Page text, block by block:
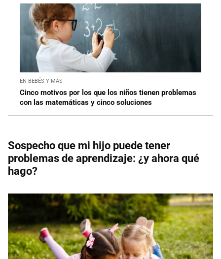
EN BEBÉS Y MÁS
Cinco motivos por los que los niños tienen problemas
con las matemáticas y cinco soluciones
Sospecho que mi hijo puede tener
problemas de aprendizaje: ¿y ahora qué
hago?